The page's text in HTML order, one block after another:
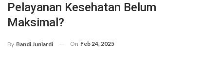
Pelayanan Kesehatan Belum
Maksimal?
By Bandi Juniardi On Feb 24, 2025